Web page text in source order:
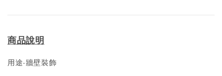
商品說明
用途-牆壁裝飾